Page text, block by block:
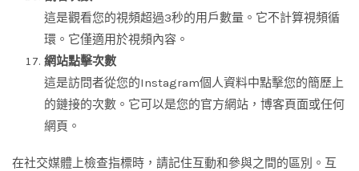
這是觀看您的視頻超過3秒的用戶數量。它不計算視頻循
環。它僅適用於視頻內容。
網站點擊次數
這是訪問者從您的Instagram個人資料中點擊您的簡歷上
的鏈接的次數。它可以是您的官方網站，博客頁面或任何
網頁。
在社交媒體上檢查指標時，請記住互動和參與之間的區別。互